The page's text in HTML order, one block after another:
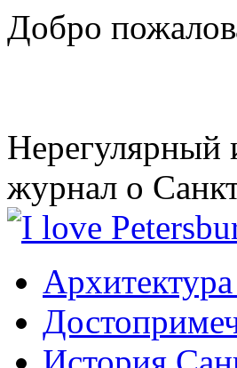
Добро
Нерегулярный
журнал о